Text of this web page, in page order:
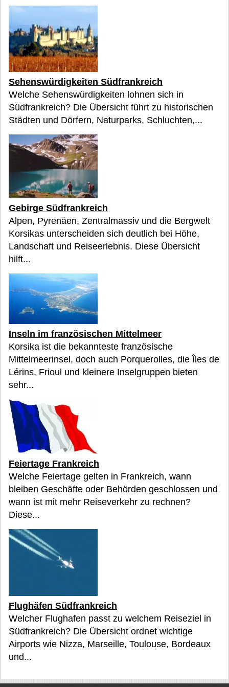
Sehenswürdigkeiten Südfrankreich
Welche Sehenswürdigkeiten lohnen sich in
Südfrankreich? Die Übersicht führt zu historischen
Städten und Dörfern, Naturparks, Schluchten,...
Gebirge Südfrankreich
Alpen, Pyrenäen, Zentralmassiv und die Bergwelt
Korsikas unterscheiden sich deutlich bei Höhe,
Landschaft und Reiseerlebnis. Diese Übersicht
hilft...
Inseln im französischen Mittelmeer
Korsika ist die bekannteste französische
Mittelmeerinsel, doch auch Porquerolles, die Îles de
Lérins, Frioul und kleinere Inselgruppen bieten
sehr...
Feiertage Frankreich
Welche Feiertage gelten in Frankreich, wann
bleiben Geschäfte oder Behörden geschlossen und
wann ist mit mehr Reiseverkehr zu rechnen?
Diese...
Flughäfen Südfrankreich
Welcher Flughafen passt zu welchem Reiseziel in
Südfrankreich? Die Übersicht ordnet wichtige
Airports wie Nizza, Marseille, Toulouse, Bordeaux
und...